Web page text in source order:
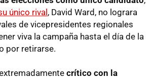
único rival, David Ward, no lograra
de vicepresidentes regionales
viva la campaña hasta el día de la
por retirarse.
crítico con la